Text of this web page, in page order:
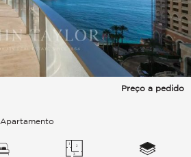
Preço a pedido
Apartamento